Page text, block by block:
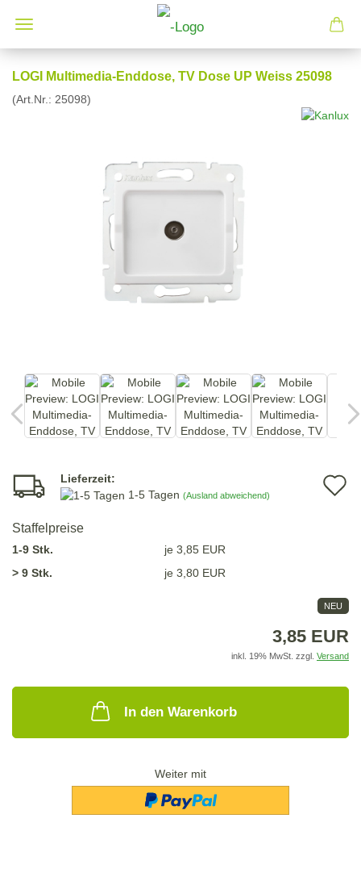
LOGI Multimedia-Enddose, TV Dose UP Weiss 25098
(Art.Nr.: 25098)
Lieferzeit:
1-5 Tagen (Ausland abweichend)
Staffelpreise
1-9 Stk.
je 3,85 EUR
> 9 Stk.
je 3,80 EUR
NEU
3,85 EUR
inkl. 19% MwSt. zzgl. Versand
In den Warenkorb
Weiter mit